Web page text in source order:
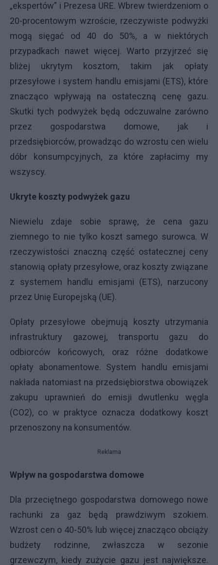
„ekspertów” i Prezesa URE. Wbrew twierdzeniom o
20-procentowym wzroście, rzeczywiste podwyżki
mogą sięgać od 40 do 50%, a w niektórych
przypadkach nawet więcej. Warto przyjrzeć się
bliżej ukrytym kosztom, takim jak opłaty
przesyłowe i system handlu emisjami (ETS), które
znacząco wpływają na ostateczną cenę gazu.
Skutki tych podwyżek będą odczuwalne zarówno
przez gospodarstwa domowe, jak i
przedsiębiorców, prowadząc do wzrostu cen wielu
dóbr konsumpcyjnych, za które zapłacimy my
wszyscy.
Ukryte koszty podwyżek gazu
Niewielu zdaje sobie sprawę, że cena gazu
ziemnego to nie tylko koszt samego surowca. W
rzeczywistości znaczną część ostatecznej ceny
stanowią opłaty przesyłowe, oraz koszty związane
z systemem handlu emisjami (ETS), narzucony
przez Unię Europejską (UE).
Opłaty przesyłowe obejmują koszty utrzymania
infrastruktury gazowej, transportu gazu do
odbiorców końcowych, oraz różne dodatkowe
opłaty abonamentowe. System handlu emisjami
nakłada natomiast na przedsiębiorstwa obowiązek
zakupu uprawnień do emisji dwutlenku węgla
(CO2), co w praktyce oznacza dodatkowy koszt
przenoszony na konsumentów.
Reklama
Wpływ na gospodarstwa domowe
Dla przeciętnego gospodarstwa domowego nowe
rachunki za gaz będą prawdziwym szokiem.
Wzrost cen o 40-50% lub więcej znacząco obciąży
budżety rodzinne, zwłaszcza w sezonie
grzewczym, kiedy zużycie gazu jest największe.